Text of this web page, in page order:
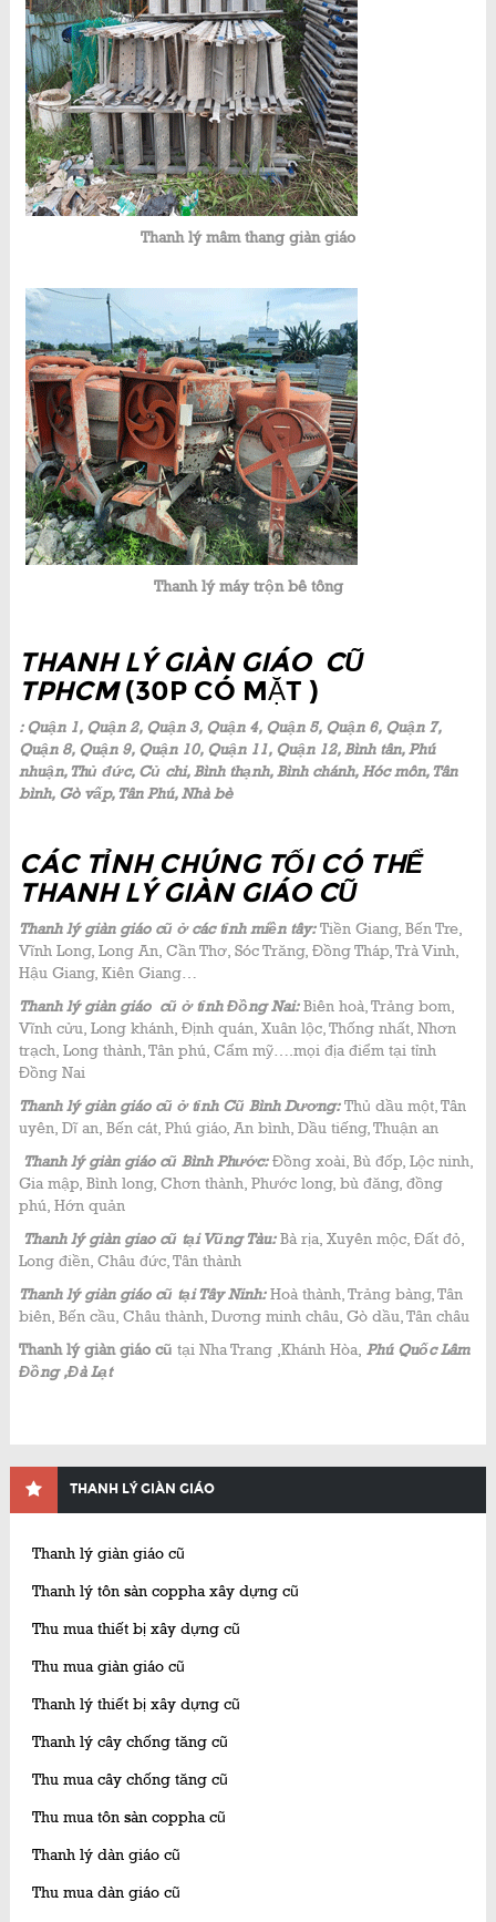
Thanh lý mâm thang giàn giáo
Thanh lý máy trộn bê tông
THANH LÝ GIÀN GIÁO CŨ
TPHCM (30P CÓ MẶT )
: Quận 1, Quận 2, Quận 3, Quận 4, Quận 5, Quận 6, Quận 7,
Quận 8, Quận 9, Quận 10, Quận 11, Quận 12, Bình tân, Phú
nhuận, Thủ đức, Củ chi, Bình thạnh, Bình chánh, Hóc môn, Tân
bình, Gò vấp, Tân Phú, Nhà bè
CÁC TỈNH CHÚNG TỐI CÓ THỂ
THANH LÝ GIÀN GIÁO CŨ
Thanh lý giàn giáo cũ ở các tỉnh miền tây:Tiền Giang, Bến Tre,
Vĩnh Long, Long An, Cần Thơ, Sóc Trăng, Đồng Tháp, Trà Vinh,
Hậu Giang, Kiên Giang…
Thanh lý giàn giáo cũ ở tỉnh Đồng Nai: Biên hoà, Trảng bom,
Vĩnh cửu, Long khánh, Định quán, Xuân lộc, Thống nhất, Nhơn
trạch, Long thành, Tân phú, Cẩm mỹ….mọi địa điểm tại tỉnh
Đồng Nai
Thanh lý giàn giáo cũ ở tỉnh Cũ Bình Dương:Thủ dầu một, Tân
uyên, Dĩ an, Bến cát, Phú giáo, An bình, Dầu tiếng, Thuận an
Thanh lý giàn giáo cũ Bình Phước:Đồng xoài, Bù đốp, Lộc ninh,
Gia mập, Bình long, Chơn thành, Phước long, bù đăng, đồng
phú, Hớn quản
Thanh lý giàn giao cũ tại Vũng Tàu:Bà rịa, Xuyên mộc, Đất đỏ,
Long điền, Châu đức, Tân thành
Thanh lý giàn giáo cũ tại Tây Ninh: Hoà thành, Trảng bàng, Tân
biên, Bến cầu, Châu thành, Dương minh châu, Gò dầu, Tân châu
Thanh lý giàn giáo cũ tại Nha Trang ,Khánh Hòa, Phú Quốc Lâm
Đồng ,Đà Lạt
THANH LÝ GIÀN GIÁO
Thanh lý giàn giáo cũ
Thanh lý tôn sàn coppha xây dựng cũ
Thu mua thiết bị xây dựng cũ
Thu mua giàn giáo cũ
Thanh lý thiết bị xây dựng cũ
Thanh lý cây chống tăng cũ
Thu mua cây chống tăng cũ
Thu mua tôn sàn coppha cũ
Thanh lý dàn giáo cũ
Thu mua dàn giáo cũ